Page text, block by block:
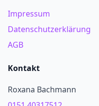
Impressum
Datenschutzerklärung
AGB
Kontakt
Roxana Bachmann